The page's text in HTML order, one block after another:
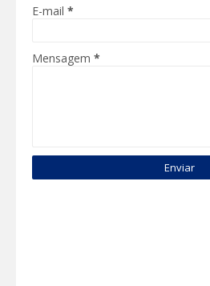
E-mail *
Mensagem *